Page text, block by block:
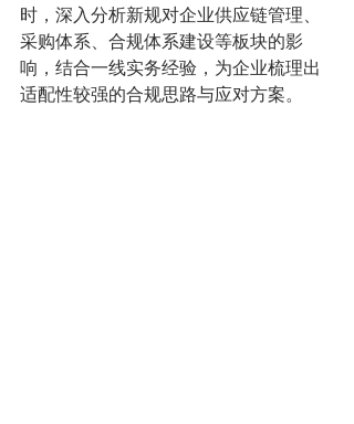
时，深入分析新规对企业供应链管理、
采购体系、合规体系建设等板块的影
响，结合一线实务经验，为企业梳理出
适配性较强的合规思路与应对方案。